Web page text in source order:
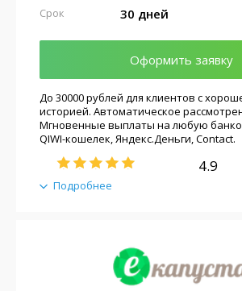
30 дней
Срок
Оформить заявку
Подробнее
До 30000 рублей для клиентов с
историей. Автоматическое
Мгновенные выплаты на любую
QIWI-кошелек, Яндекс.Деньги, Contact.
4.9